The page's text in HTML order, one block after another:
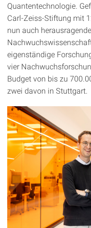
Quantentechnologie.
Carl-Zeiss-Stiftung mit
nun auch
eigenständige
vier
Budget von bis zu
zwei davon in Stuttgart.